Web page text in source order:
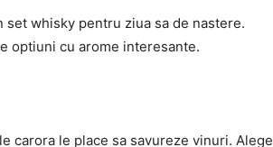
whisky pentru ziua sa de nastere.
optiuni cu arome interesante.
carora le place sa savureze vinuri. Alege